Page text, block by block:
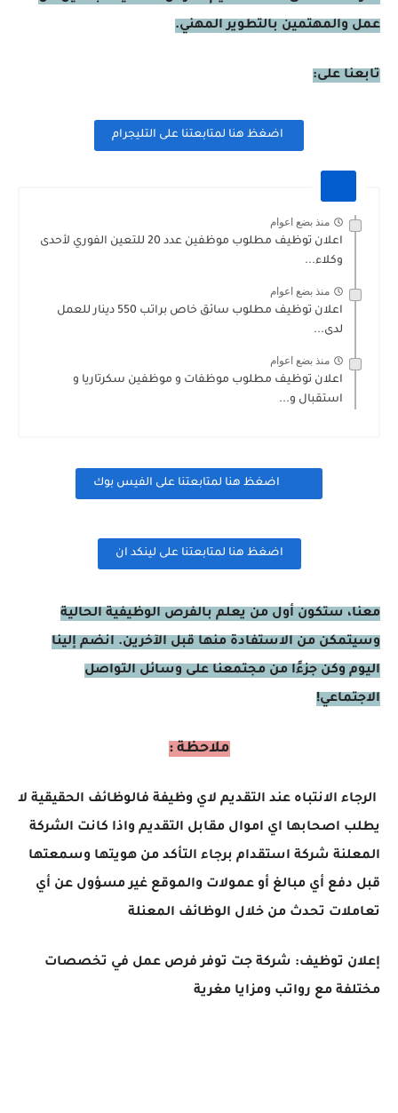
عمل والمهتمين بالتطوير المهني.
تابعنا على:
اضغظ هنا لمتابعتنا على التليجرام
منذ بضع اعوام
اعلان توظيف مطلوب موظفين عدد 20 للتعين الفوري لأحدى
وكلاء...
منذ بضع اعوام
اعلان توظيف مطلوب سائق خاص براتب 550 دينار للعمل
لدى...
منذ بضع اعوام
اعلان توظيف مطلوب موظفات و موظفين سكرتاريا و
استقبال و...
اضغظ هنا لمتابعتنا على الفيس بوك
اضغظ هنا لمتابعتنا على لينكد ان
معنا، ستكون أول من يعلم بالفرص الوظيفية الحالية
وسيتمكن من الاستفادة منها قبل الآخرين. انضم إلينا
اليوم وكن جزءًا من مجتمعنا على وسائل التواصل
الاجتماعي!
ملاحظة :
الرجاء الانتباه عند التقديم لاي وظيفة فالوظائف الحقيقية لا
يطلب اصحابها اي اموال مقابل التقديم واذا كانت الشركة
المعلنة شركة استقدام برجاء التأكد من هويتها وسمعتها
قبل دفع أي مبالغ أو عمولات والموقع غير مسؤول عن أي
تعاملات تحدث من خلال الوظائف المعنلة
إعلان توظيف: شركة جت توفر فرص عمل في تخصصات
مختلفة مع رواتب ومزايا مغرية